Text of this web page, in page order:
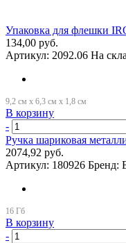
Упаковка для флешки
134,00 руб.
Артикул: 2092.06 На
В корзину
-
Ручка шариковая
2074,92 руб.
Артикул: 180926 Бренд:
В корзину
-